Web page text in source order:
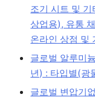
조기 시트 및
상업용), 유통
온라인 상점
글로벌 알루미
년) : 타입별(광
글로벌 변압기